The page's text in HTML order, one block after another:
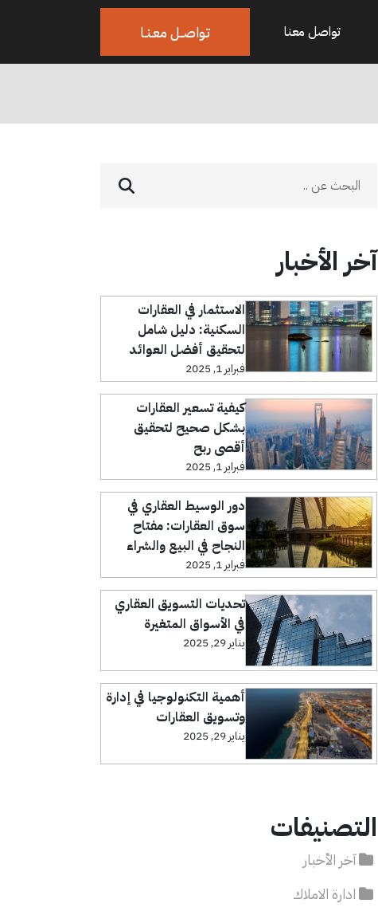
تواصل معنا تواصــل معـنـا
آخر الأخبار
الاستثمار في العقارات
السكنية: دليل شامل
لتحقيق أفضل العوائد
فبراير 1, 2025
كيفية تسعير العقارات
بشكل صحيح لتحقيق
أقصى ربح
فبراير 1, 2025
دور الوسيط العقاري في
سوق العقارات: مفتاح
النجاح في البيع والشراء
فبراير 1, 2025
تحديات التسويق العقاري
في الأسواق المتغيرة
يناير 29, 2025
أهمية التكنولوجيا في إدارة
وتسويق العقارات
يناير 29, 2025
التصنيفات
آخر الأخبار
ادارة الاملاك